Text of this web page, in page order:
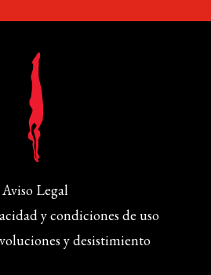
Aviso Legal
y condiciones de uso
y desistimiento